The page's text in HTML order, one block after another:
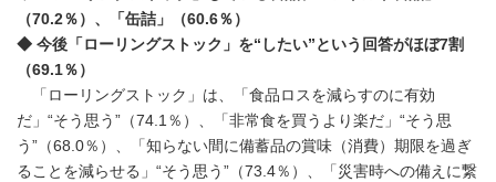
（70.2％）、「缶詰」（60.6％）
◆ 今後「ローリングストック」を“したい”という回答がほぼ7割
（69.1％）
「ローリングストック」は、「食品ロスを減らすのに有効
だ」“そう思う”（74.1％）、「非常食を買うより楽だ」“そう思
う”（68.0％）、「知らない間に備蓄品の賞味（消費）期限を過ぎ
ることを減らせる」“そう思う”（73.4％）、「災害時への備えに繋